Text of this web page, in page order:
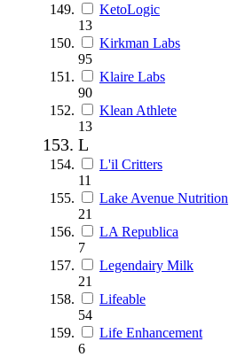
KetoLogic
13
Kirkman Labs
95
Klaire Labs
90
Klean Athlete
13
L
L'il Critters
11
Lake Avenue Nutrition
21
LA Republica
7
Legendairy Milk
21
Lifeable
54
Life Enhancement
6